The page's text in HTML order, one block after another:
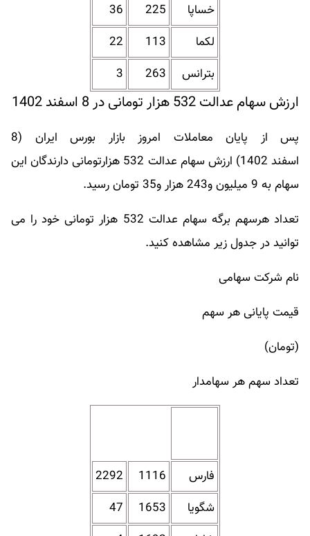
خساپا
225
36
لکما
113
22
بترانس
263
3
ارزش سهام عدالت 532 هزار تومانی در 8 اسفند 1402
پس از پایان معاملات امروز بازار بورس ایران (8
اسفند 1402) ارزش سهام عدالت 532 هزارتومانی دارندگان این
سهام به 9 میلیون و243 هزار و35 تومان رسید.
تعداد هرسهم برگه سهام عدالت 532 هزار تومانی خود را می
توانید در جدول زیر مشاهده کنید.
نام شرکت سهامی
قیمت پایانی هر سهم
(تومان)
تعداد سهم هر سهامدار
فارس 1116
2292
شگویا
1653
47